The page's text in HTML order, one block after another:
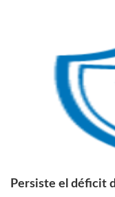
Persiste el déficit